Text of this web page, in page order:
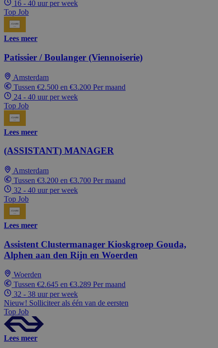
16 - 40 uur per week
Top Job
Lees meer
Patissier / Boulanger (Viennoiserie)
Amsterdam
Tussen €2.500 en €3.200 Per maand
24 - 40 uur per week
Top Job
Lees meer
(ASSISTANT) MANAGER
Amsterdam
Tussen €3.200 en €3.700 Per maand
32 - 40 uur per week
Top Job
Lees meer
Assistent Clustermanager Kioskgroep Gouda,
Alphen aan den Rijn en Woerden
Woerden
Tussen €2.645 en €3.289 Per maand
32 - 38 uur per week
Nieuw! Solliciteer als één van de eersten
Top Job
Lees meer